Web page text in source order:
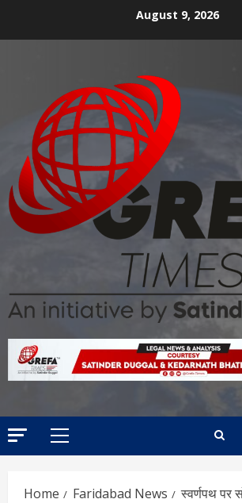
August 9, 2026
Home Faridabad News स्वर्णपथ पर